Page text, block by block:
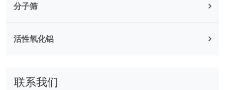
分子筛
活性氧化铝
联系我们